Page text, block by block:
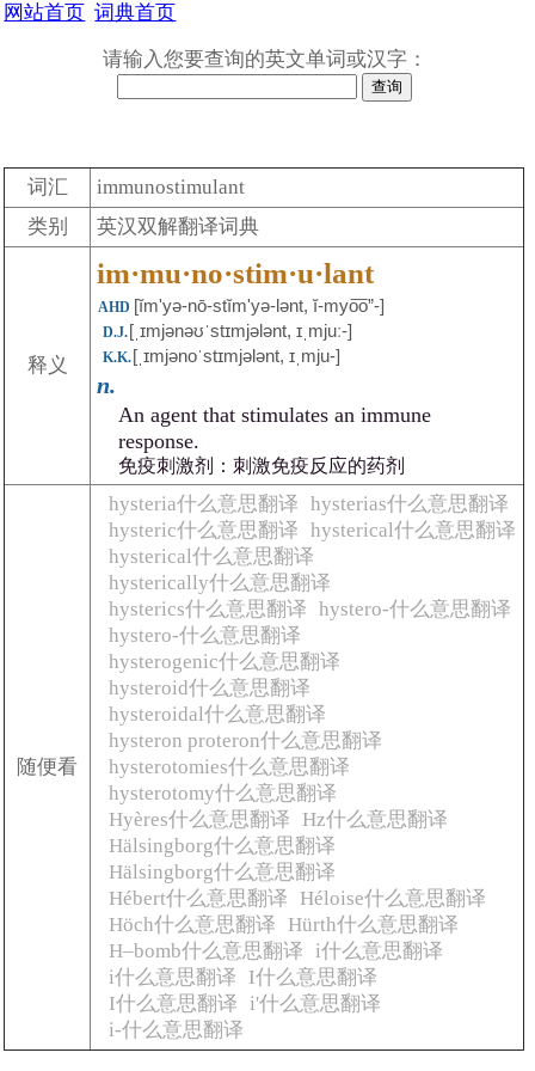
网站首页 词典首页
请输入您要查询的英文单词或汉字：
词汇
immunostimulant
类别
英汉双解翻译词典
释义
im·mu·no·stim·u·lant
AHD [ĭm'yə-nō-stĭmʹyə-lənt, ĭ-myo͞o”-]
D.J.[ˌɪmjənəʊˈstɪmjələnt, ɪˌmjuː-]
K.K.[ˌɪmjənoˈstɪmjələnt, ɪˌmju-]
n.
An agent that stimulates an immune
response.
免疫刺激剂：刺激免疫反应的药剂
随便看
hysteria什么意思翻译 hysterias什么意思翻译
hysteric什么意思翻译 hysterical什么意思翻译
hysterical什么意思翻译
hysterically什么意思翻译
hysterics什么意思翻译 hystero-什么意思翻译
hystero-什么意思翻译
hysterogenic什么意思翻译
hysteroid什么意思翻译
hysteroidal什么意思翻译
hysteron proteron什么意思翻译
hysterotomies什么意思翻译
hysterotomy什么意思翻译
Hyères什么意思翻译
Hz什么意思翻译
Hälsingborg什么意思翻译
Hälsingborg什么意思翻译
Hébert什么意思翻译
Héloise什么意思翻译
Höch什么意思翻译
Hürth什么意思翻译
H–bomb什么意思翻译 i什么意思翻译
i什么意思翻译
I什么意思翻译
I什么意思翻译 i'什么意思翻译
i-什么意思翻译